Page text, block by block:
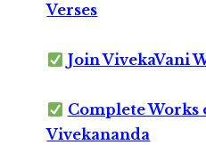
Verses
Join VivekaVani
Complete Works
Vivekananda